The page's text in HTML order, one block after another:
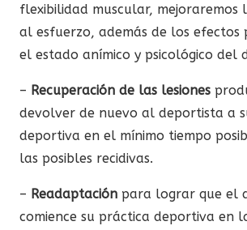
flexibilidad muscular, mejoraremos
al esfuerzo, además de los efectos
el estado anímico y psicológico del
– Recuperación de las lesiones
devolver de nuevo al deportista a
deportiva en el mínimo tiempo
las posibles recidivas.
– Readaptación para lograr que el
comience su práctica deportiva en